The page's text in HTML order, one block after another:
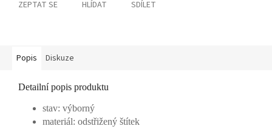
ZEPTAT SE HLÍDAT SDÍLET
Popis Diskuze
Detailní popis produktu
stav: výborný
materiál: odstřižený štítek